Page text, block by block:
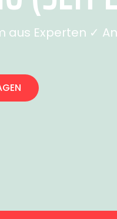
Experten ✓